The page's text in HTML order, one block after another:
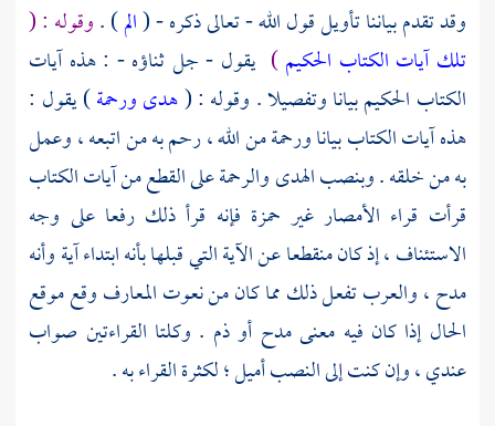
وقد تقدم بياننا تأويل قول الله - تعالى ذكره - (الم) .وقوله : (
تلك آيات الكتاب الحكيم) يقول - جل ثناؤه - : هذه آيات
الكتاب الحكيم بيانا وتفصيلا . وقوله : (هدى ورحمة) يقول :
هذه آيات الكتاب بيانا ورحمة من الله ، رحم به من اتبعه ، وعمل
به من خلقه . وبنصب الهدى والرحمة على القطع من آيات الكتاب
قرأت قراء الأمصار غير حمزة فإنه قرأ ذلك رفعا على وجه
الاستئناف ، إذ كان منقطعا عن الآية التي قبلها بأنه ابتداء آية وأنه
مدح ، والعرب تفعل ذلك مما كان من نعوت المعارف وقع موقع
الحال إذا كان فيه معنى مدح أو ذم . وكلتا القراءتين صواب
عندي ، وإن كنت إلى النصب أميل ؛ لكثرة القراء به .